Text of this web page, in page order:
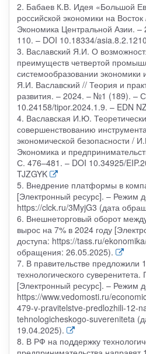
2. Бабаев К.В. Идея «Большой
российской экономики на
Экономика Центральной Азии.
110. – DOI 10.18334/
3. Ваславский Я.И. О
преимуществ четвертой
системообразовании экономики
Я.И. Ваславский // Теория и
развития. – 2024. – №1 (189). –
10.24158/tipor.2024.1.9. – EDN
4. Ваславская И.Ю.
совершенствованию
экономической безопасности /
Экономика и
С. 476–481. – DOI 10.34925/
TJZGYK
5. Внедрение платформы в
[Электронный ресурс]. – Режим
https://clck.ru/3MyjG3 (дата
6. Внешнеторговый оборот
вырос на 7% в 2024 году
доступа: https://tass.ru/
обращения: 26.05.2025).
7. В правительстве предложили
технологического
[Электронный ресурс]. – Режим
https://www.vedomosti.ru/
479-v-pravitelstve-predlozhili-12-
tehnologicheskogo-suvereniteta
19.04.2025).
8. В РФ на поддержку